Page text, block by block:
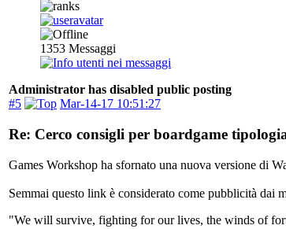
1353 Messaggi
Administrator has disabled public posting
#5
Mar-14-17 10:51:27
Re: Cerco consigli per boardgame
Games Workshop ha sfornato una nuova versione di
Semmai questo link è considerato come pubblicità dai
"We will survive, fighting for our lives, the winds of